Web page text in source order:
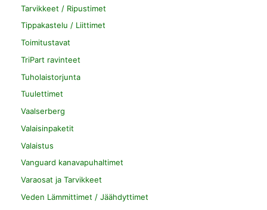
Tarvikkeet / Ripustimet
Tippakastelu / Liittimet
Toimitustavat
TriPart ravinteet
Tuholaistorjunta
Tuulettimet
Vaalserberg
Valaisinpaketit
Valaistus
Vanguard kanavapuhaltimet
Varaosat ja Tarvikkeet
Veden Lämmittimet / Jäähdyttimet